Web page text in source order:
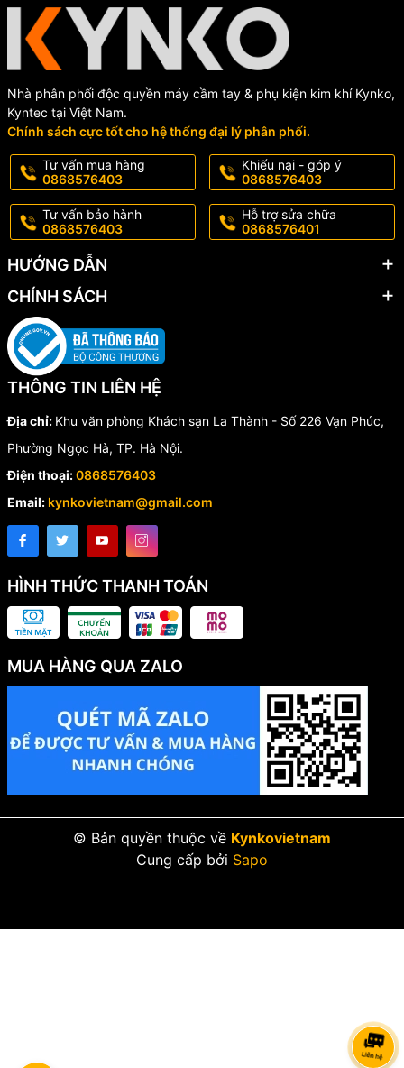
Nhà phân phối độc quyền máy cầm tay & phụ kiện kim khí Kynko,
Kyntec tại Việt Nam.
Chính sách cực tốt cho hệ thống đại lý phân phối.
Tư vấn mua hàng
0868576403
Khiếu nại - góp ý
0868576403
Tư vấn bảo hành
0868576403
Hỗ trợ sửa chữa
0868576401
HƯỚNG DẪN
CHÍNH SÁCH
THÔNG TIN LIÊN HỆ
Địa chỉ: Khu văn phòng Khách sạn La Thành - Số 226 Vạn Phúc,
Phường Ngọc Hà, TP. Hà Nội.
Điện thoại:0868576403
Email: kynkovietnam@gmail.com
HÌNH THỨC THANH TOÁN
MUA HÀNG QUA ZALO
© Bản quyền thuộc về Kynkovietnam
Cung cấp bởi Sapo